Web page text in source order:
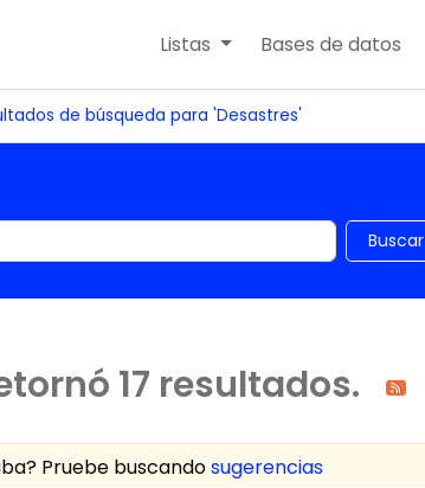
Listas Bases de datos
de búsqueda para 'Desastres'
por palabra clave Buscar
17 resultados.
Pruebe buscandosugerencias